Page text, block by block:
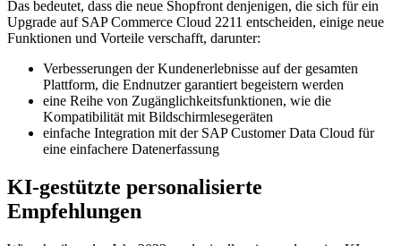
Das bedeutet, dass die neue Shopfront denjenigen, die sich für ein
Upgrade auf SAP Commerce Cloud 2211 entscheiden, einige neue
Funktionen und Vorteile verschafft, darunter:
Verbesserungen der Kundenerlebnisse auf der gesamten
Plattform, die Endnutzer garantiert begeistern werden
eine Reihe von Zugänglichkeitsfunktionen, wie die
Kompatibilität mit Bildschirmlesegeräten
einfache Integration mit der SAP Customer Data Cloud für
eine einfachere Datenerfassung
KI-gestützte personalisierte
Empfehlungen